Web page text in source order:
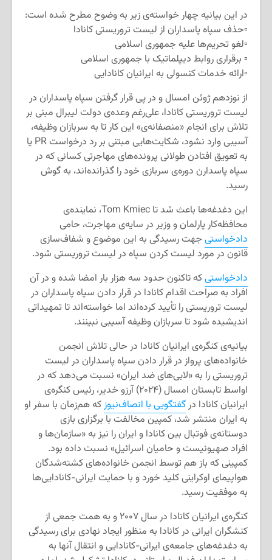
در این بیانیه چهار خواسته‌ی زیر به وضوح مطرح شده است:
▫️حذف سپاه پاسداران از لیست تروریستی کانادا
▫️لغو تحریم‌ها علیه جمهوری اسلامی
▫️ برقراری روابط دیپلماتیک با جمهوری اسلامی
▫️ارائه خدمات کنسولی به ایرانیان کانادایی
از نوزدهم ژوئن امسال و در پی قرار گرفتن سپاه پاسداران در
لیست تروریستی کانادا، علی‌رغم وعده‌ی دولت لیبرال مبنی بر
تلاش برای انجام «منصفانه‌ی» این کار تا به سربازان وظیفه،
آسیبی وارد نشود، شکایت‌هایی مبتنی بر رد درخواست PR یا
به تعویق افتادن طولانی پرونده‌های مهاجرتی کسانی که در
سپاه پاسدارن دوره‌ی سربازی خود را گذرانده‌اند، به گوش
رسید.
این دغدغه‌ها باعث شد تا Tom Kmiec، نماینده‌ی
محافظه‌کار پارلمان و وزیر در سایه‌ی مهاجرت، حامی
دادخواستی جهت رسیدگی به این موضوع و شفاف‌سازی
قانون در مورد لیست کردن سپاه در لیست تروریستی شود.
دادخواستیکه تاکنون حدود سه هزار بار امضا شده و در آن
افراد به صراحت اقدام کانادا در قرار دادن سپاه پاسداران در
لیست تروریستی را تأیید کرده‌اند اما خواسته‌اند تا تمهیداتی
اندیشیده شود تا سربازان وظیفه آسیبی نبینند.
بیانیه‌ی کنگره‌ی ایرانیان کانادا در حالی تلاش انجمن
خانواده‌های پرواز در قرار دادن سپاه پاسداران در لیست
تروریستی را به «لابی‌های ضد ایران» نسبت می‌دهد که در
اواسط تابستان امسال (۲۰۲۴) آرزو خدیر، رئیس کنگره‌ی
ایرانیان کانادا درگفتگویی با انصاف‌نیوزکه هم‌زمان با سفر او
به ایران منتشر شد، کمپین مخالفت با برگزاری بازی
دوستانه‌ی فوتبال بین کانادا و ایران را نیز به «سازمان‌ها و
افراد صهیونیست و حامیان اسرائیل» نسبت داده بود.
کمپینی که باز هم توسط انجمن خانواده‌های کشته‌شدگان
هواپیمای اوکراینی کلید خورد و با حمایت ایرانی-کانادایی‌ها
به موفقیت رسید.
کنگره‌ی ایرانیان کانادا در سال ۲۰۰۷ و به همت جمعی از
کنشگران ایرانی در کانادا به منظور ایجاد نهادی برای رسیدگی
به دغدغه‌های جامعه‌ی ایرانی-کانادایی‌ و انتقال آنها به